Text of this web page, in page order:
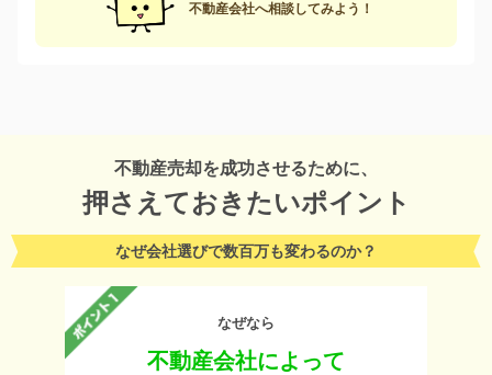
不動産会社へ相談してみよう！
不動産売却を成功させるために、
押さえておきたいポイント
なぜ会社選びで数百万も変わるのか？
なぜなら
不動産会社によって